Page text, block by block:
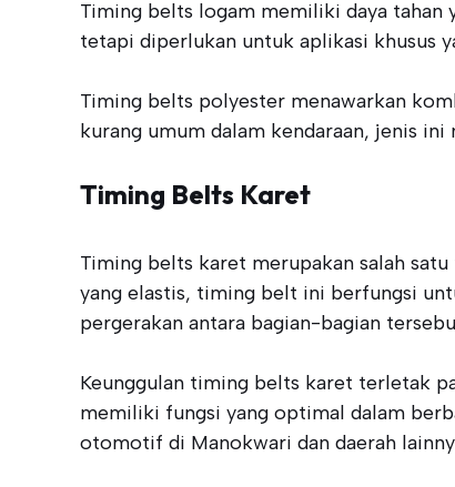
Timing belts logam memiliki daya tahan
tetapi diperlukan untuk aplikasi khusus
Timing belts polyester menawarkan
kurang umum dalam kendaraan, jenis
Timing Belts Karet
Timing belts karet merupakan salah
yang elastis, timing belt ini berfungsi
pergerakan antara bagian-bagian
Keunggulan timing belts karet terletak
memiliki fungsi yang optimal dalam
otomotif di Manokwari dan daerah